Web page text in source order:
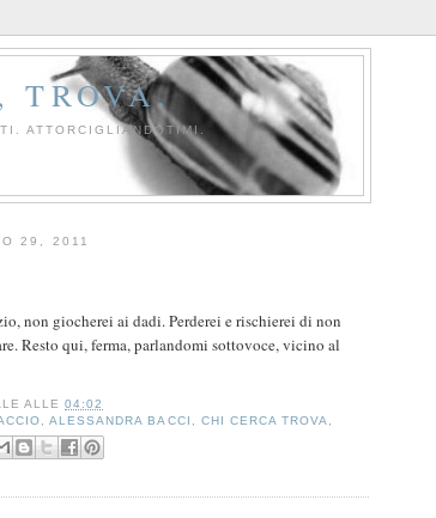
TROVA.
ATTORCIGLIANDOTIMI.
29, 2011
non giocherei ai dadi. Perderei e rischierei di non
Resto qui, ferma, parlandomi sottovoce, vicino al
ALLE04:02
,ALESSANDRA BACCI CHI CERCA TROVA